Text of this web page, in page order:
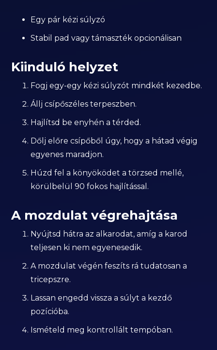
Egy pár kézi súlyzó
Stabil pad vagy támaszték opcionálisan
Kiinduló helyzet
Fogj egy-egy kézi súlyzót mindkét kezedbe.
Állj csípőszéles terpeszben.
Hajlítsd be enyhén a térded.
Dőlj előre csípőből úgy, hogy a hátad végig
egyenes maradjon.
Húzd fel a könyöködet a törzsed mellé,
körülbelül 90 fokos hajlítással.
A mozdulat végrehajtása
Nyújtsd hátra az alkarodat, amíg a karod
teljesen ki nem egyenesedik.
A mozdulat végén feszíts rá tudatosan a
tricepszre.
Lassan engedd vissza a súlyt a kezdő
pozícióba.
Ismételd meg kontrollált tempóban.